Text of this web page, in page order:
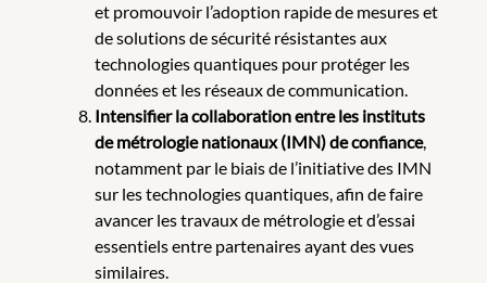
et promouvoir l’adoption rapide de mesures et
de solutions de sécurité résistantes aux
technologies quantiques pour protéger les
données et les réseaux de communication.
Intensifier la collaboration entre les instituts
de métrologie nationaux (IMN) de confiance,
notamment par le biais de l’initiative des IMN
sur les technologies quantiques, afin de faire
avancer les travaux de métrologie et d’essai
essentiels entre partenaires ayant des vues
similaires.